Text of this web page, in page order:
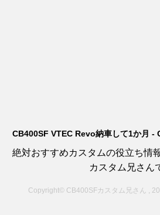
CB400SF VTEC Revo納車して1か月 -
絶対おすすめカスタムの役立ち情
カスタム兄さん
Copyright© CB400SFカスタム兄さん ,